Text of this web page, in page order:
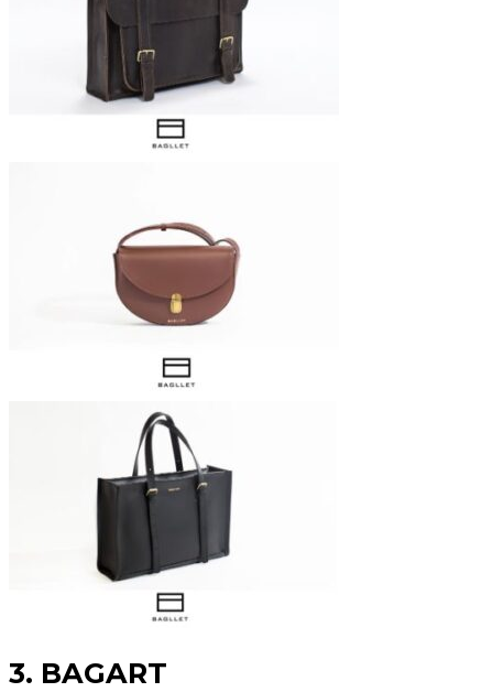
3. BAGART